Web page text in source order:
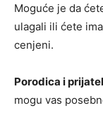
Moguće je da
ulagali ili ćete
cenjeni.
Porodica i
mogu vas